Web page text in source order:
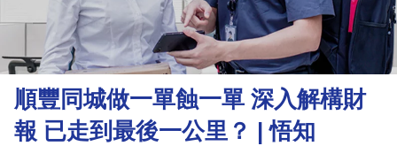
樓
市
理
財
商
順豐同城做一單蝕一單 深入解構財
報 已走到最後一公里？ | 悟知